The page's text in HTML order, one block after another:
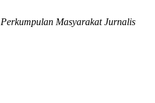
Masyarakat Jurnalis